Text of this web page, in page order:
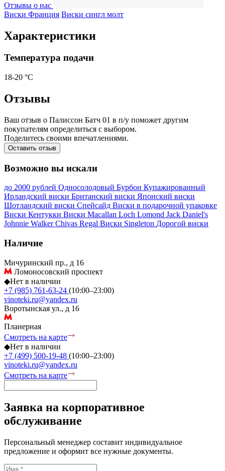
Отзывы о нас
Виски Франция Виски сингл молт
Характеристики
Температура подачи
18-20 °С
Отзывы
Ваш отзыв о Палиссон Батч 01 в п/у поможет другим
покупателям определиться с выбором.
Поделитесь своими впечатлениями.
Оставить отзыв
Возможно вы искали
до 2000 рублей Односолодовый Бурбон Купажированный
Ирландский виски Британский виски Японский виски
Шотландский виски Спейсайд Виски в подарочной упаковке
Виски Кентукки Виски Macallan Loch Lomond Jack Daniel's
Johnnie WalkerChivas Regal Виски Singleton Дорогой виски
Наличие
Мичуринский пр., д 16
Ломоносовский проспект
◆Нет в наличии
+7 (985) 761-63-24 (10:00–23:00)
vinoteki.ru@yandex.ru
Воротынская ул., д 16
Планерная
Смотреть на карте
◆Нет в наличии
+7 (499) 500-19-48 (10:00–23:00)
vinoteki.ru@yandex.ru
Смотреть на карте
Заявка на корпоративное
обслуживание
Персональный менеджер составит индивидуальное
предложение и оформит все нужные документы.